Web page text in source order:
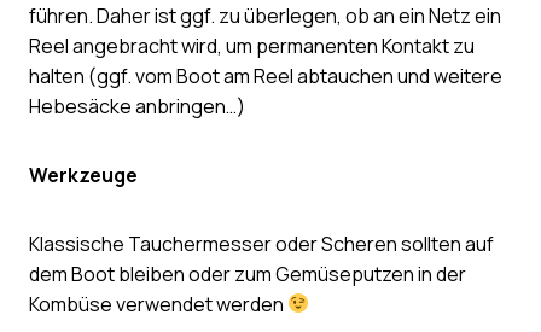
führen. Daher ist ggf. zu überlegen, ob an ein Netz ein
Reel angebracht wird, um permanenten Kontakt zu
halten (ggf. vom Boot am Reel abtauchen und weitere
Hebesäcke anbringen…)
Werkzeuge
Klassische Tauchermesser oder Scheren sollten auf
dem Boot bleiben oder zum Gemüseputzen in der
Kombüse verwendet werden